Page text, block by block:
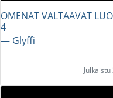
OMENAT VALTAAVAT
4
― Glyffi